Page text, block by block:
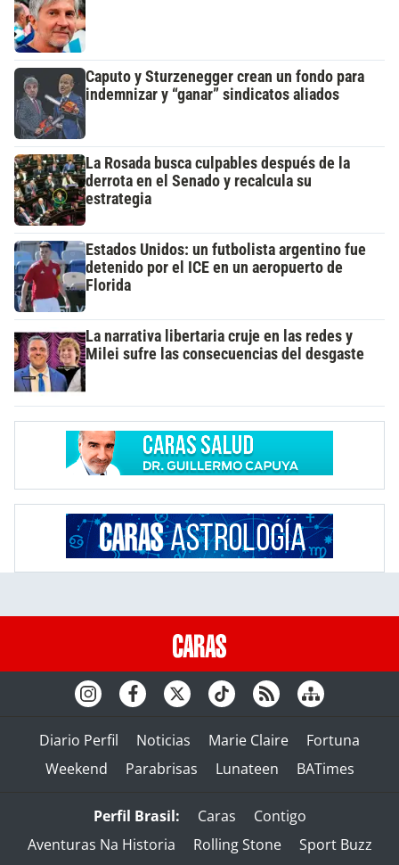
Caputo y Sturzenegger crean un fondo para
indemnizar y “ganar” sindicatos aliados
La Rosada busca culpables después de la
derrota en el Senado y recalcula su
estrategia
Estados Unidos: un futbolista argentino fue
detenido por el ICE en un aeropuerto de
Florida
La narrativa libertaria cruje en las redes y
Milei sufre las consecuencias del desgaste
Diario Perfil Noticias Marie Claire
Fortuna
Weekend
Parabrisas Lunateen BATimes
Perfil Brasil: Caras
Contigo
Aventuras Na Historia
Rolling Stone
Sport Buzz